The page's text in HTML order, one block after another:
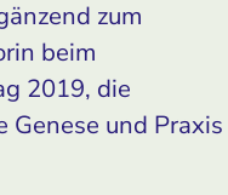
zum
beim
2019, die
Genese und Praxis